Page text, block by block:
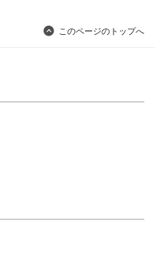
このページのトップへ